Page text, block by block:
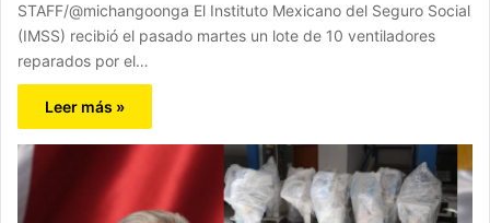
STAFF/@michangoonga El Instituto Mexicano del Seguro Social
(IMSS) recibió el pasado martes un lote de 10 ventiladores
reparados por el…
Leer más »